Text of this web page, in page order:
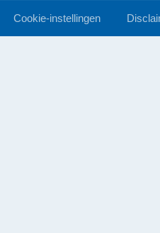
Cookie-instellingen